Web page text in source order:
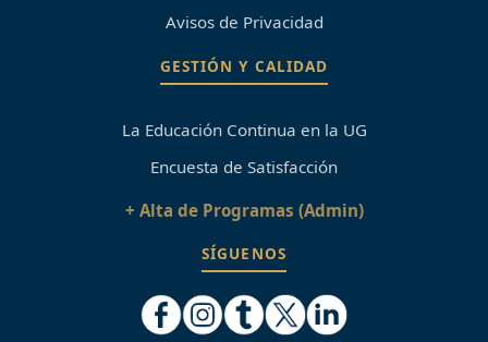
Avisos de Privacidad
GESTIÓN Y CALIDAD
La Educación Continua en la UG
Encuesta de Satisfacción
+ Alta de Programas (Admin)
SÍGUENOS